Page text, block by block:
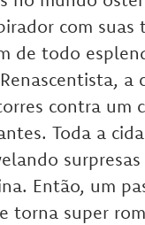
com suas
de todo
a
contra um
Toda a
surpresas
Então, um
torna super